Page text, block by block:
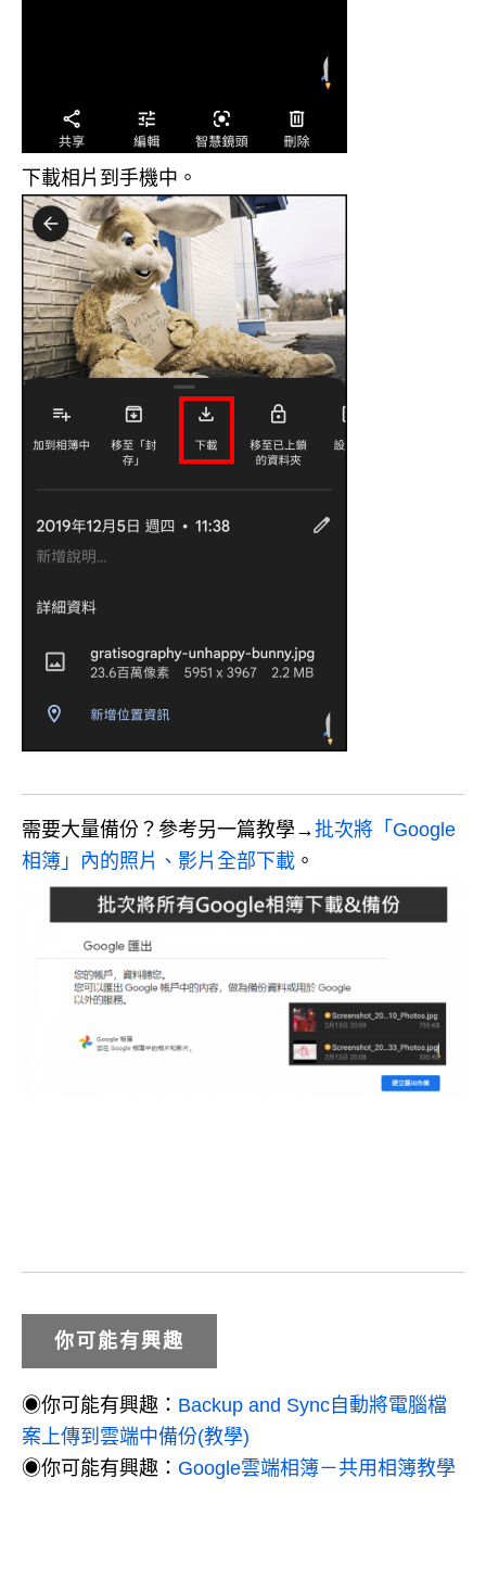
下載相片到手機中。
需要大量備份？參考另一篇教學→批次將「Google
相簿」內的照片、影片全部下載 。
你可能有興趣
◉你可能有興趣： Backup and Sync自動將電腦檔
案上傳到雲端中備份(教學)
◉你可能有興趣： Google雲端相簿－共用相簿教學